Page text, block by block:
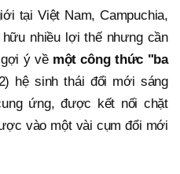
tại Việt Nam, Campuchia,
nhiều lợi thế nhưng cần
ý về một công thức "ba
hệ sinh thái đổi mới sáng
ứng, được kết nối chặt
vào một vài cụm đổi mới